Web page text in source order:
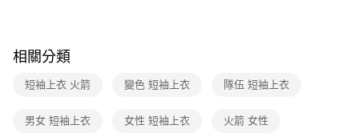
※ 交易是否成功請以「AFTEE先享後付 」之結帳頁面顯示為準，若有關於
是否繳費成功／繳費後需取消欲退款等相關疑問，請聯繫「AFTEE先享後付
客戶支援中心」https://netprotections.freshdesk.com/support/home
１．透過由恩沛科技股份有限公司提供之「AFTEE先享後付」服務完成之交
相關分類
短袖上衣 火箭 變色 短袖上衣 隊伍 短袖上衣
男女 短袖上衣 女性 短袖上衣 火箭 女性